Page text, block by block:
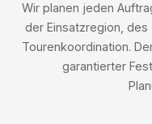
Wir planen jeden
der Einsatzregion,
Tourenkoordination.
garantierter